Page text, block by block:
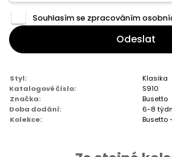
Souhlasím se zpracováním
Odeslat
Styl:
Klasika
Katalogové číslo:
S910
Značka:
Busetto
Doba dodání:
6-8
Kolekce:
Busetto